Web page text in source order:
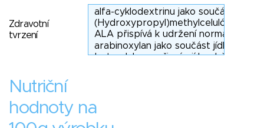
Zdravotní
tvrzení
Nutriční
hodnoty na